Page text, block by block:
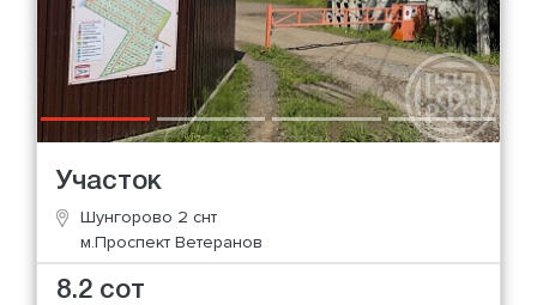
Участок
Шунгорово 2 снт
м.Проспект Ветеранов
8.2 сот